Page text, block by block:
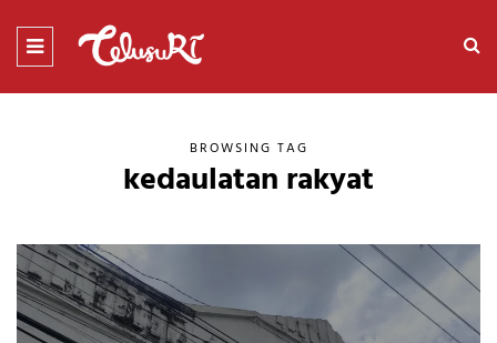
BROWSING TAG
kedaulatan rakyat